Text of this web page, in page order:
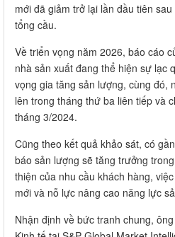
mới đã giảm trở lại lần đầu tiên
tổng cầu.
Về triển vọng năm 2026, báo cáo
nhà sản xuất đang thể hiện sự lạc
vọng gia tăng sản lượng, cùng đó,
lên trong tháng thứ ba liên tiếp và
tháng 3/2024.
Cũng theo kết quả khảo sát, có
báo sản lượng sẽ tăng trưởng
thiện của nhu cầu khách hàng,
mới và nỗ lực nâng cao năng lực
Nhận định về bức tranh chung,